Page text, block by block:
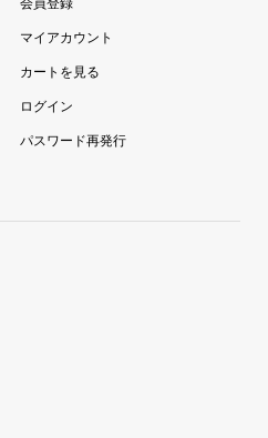
マイアカウント
カートを見る
ログイン
パスワード再発行